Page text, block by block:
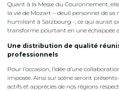
Quant à la Messe du Couronnement,
la vie de Mozart – deuil personnel de
humiliant à Salzbourg -, ce qui aurait
transforme pourtant en une échappée
Une distribution de qualité
professionnels
Pour l’occasion, l’idée d’une
imposée. Ainsi sur scène seront
actifs et appréciés de nos régions